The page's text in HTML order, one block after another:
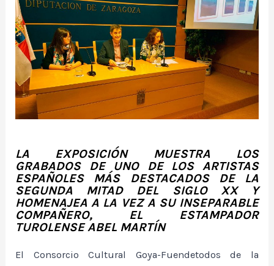
LA EXPOSICIÓN MUESTRA LOS
GRABADOS DE UNO DE LOS ARTISTAS
ESPAÑOLES MÁS DESTACADOS DE LA
SEGUNDA MITAD DEL SIGLO XX Y
HOMENAJEA A LA VEZ A SU INSEPARABLE
COMPAÑERO, EL ESTAMPADOR
TUROLENSE ABEL MARTÍN
El Consorcio Cultural Goya-Fuendetodos de la